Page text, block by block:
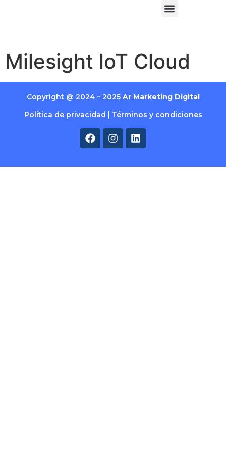
Milesight loT Cloud
Copyright @ 2024 – 2025Ar Marketing Digital
Política de privacidad | Términos y condiciones